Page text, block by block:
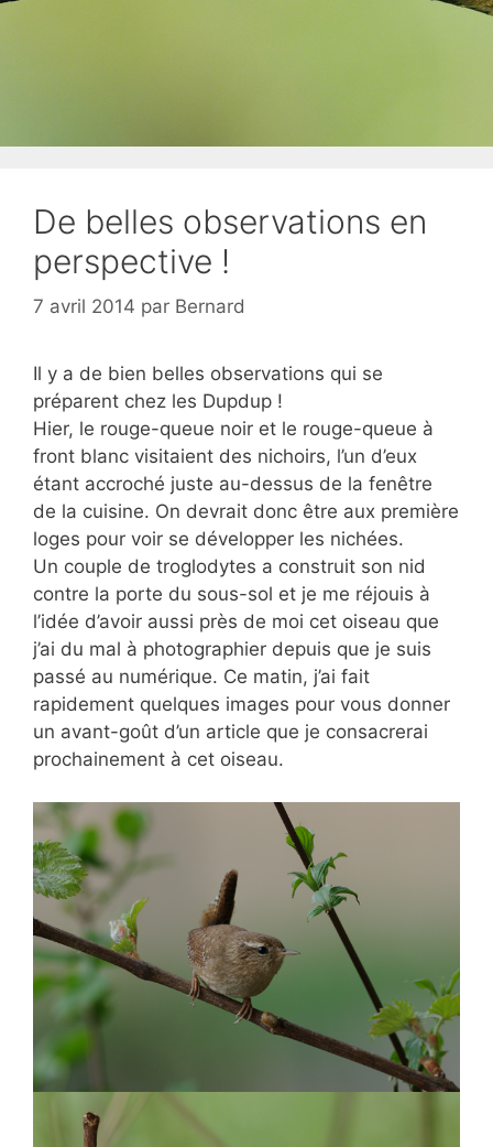
De belles observations en
perspective !
7 avril 2014 par Bernard
Il y a de bien belles observations qui se
préparent chez les Dupdup !
Hier, le rouge-queue noir et le rouge-queue à
front blanc visitaient des nichoirs, l’un d’eux
étant accroché juste au-dessus de la fenêtre
de la cuisine. On devrait donc être aux première
loges pour voir se développer les nichées.
Un couple de troglodytes a construit son nid
contre la porte du sous-sol et je me réjouis à
l’idée d’avoir aussi près de moi cet oiseau que
j’ai du mal à photographier depuis que je suis
passé au numérique. Ce matin, j’ai fait
rapidement quelques images pour vous donner
un avant-goût d’un article que je consacrerai
prochainement à cet oiseau.